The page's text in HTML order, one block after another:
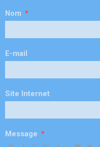
Nom
E-mail
Site Internet
Message